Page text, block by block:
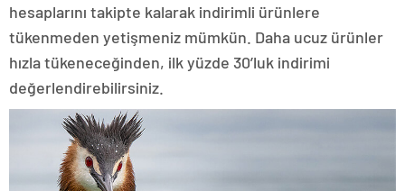
hesaplarını takipte kalarak indirimli ürünlere
tükenmeden yetişmeniz mümkün. Daha ucuz ürünler
hızla tükeneceğinden, ilk yüzde 30’luk indirimi
değerlendirebilirsiniz.